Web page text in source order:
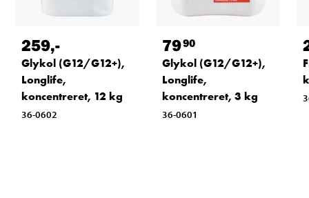
259,-
Glykol (G12/G12+),
Longlife,
koncentreret, 12 kg
36-0602
7990
Glykol (G12/G12+),
Longlife,
koncentreret, 3 kg
36-0601